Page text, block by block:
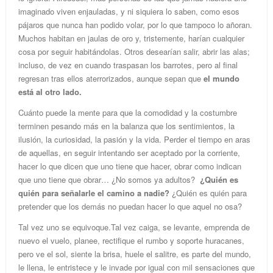
imaginado viven enjauladas, y ni siquiera lo saben, como esos
pájaros que nunca han podido volar, por lo que tampoco lo añoran.
Muchos habitan en jaulas de oro y, tristemente, harían cualquier
cosa por seguir habitándolas. Otros desearían salir, abrir las alas;
incluso, de vez en cuando traspasan los barrotes, pero al final
regresan tras ellos aterrorizados, aunque sepan que el mundo
está al otro lado.
Cuánto puede la mente para que la comodidad y la costumbre
terminen pesando más en la balanza que los sentimientos, la
ilusión, la curiosidad, la pasión y la vida. Perder el tiempo en aras
de aquellas, en seguir intentando ser aceptado por la corriente,
hacer lo que dicen que uno tiene que hacer, obrar como indican
que uno tiene que obrar… ¿No somos ya adultos? ¿Quién es
quién para señalarle el camino a nadie? ¿Quién es quién para
pretender que los demás no puedan hacer lo que aquel no osa?
Tal vez uno se equivoque.Tal vez caiga, se levante, emprenda de
nuevo el vuelo, planee, rectifique el rumbo y soporte huracanes,
pero ve el sol, siente la brisa, huele el salitre, es parte del mundo,
le llena, le entristece y le invade por igual con mil sensaciones que